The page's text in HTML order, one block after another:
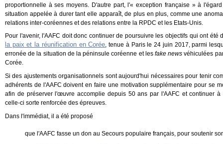
proportionnelle à ses moyens. D'autre part, l'« exception française » à
situation appelée à durer tant elle apparaît, de plus en plus, comme une
relations inter-coréennes et des relations entre la RPDC et les Etats-Unis.
Pour l'avenir, l'AAFC doit donc continuer de poursuivre les objectifs qui ont été
la paix et la réunification en Corée, tenue à Paris le 24 juin 2017, parmi
erronée de la situation de la péninsule coréenne et les fake news véhiculées
Corée.
Si des ajustements organisationnels sont aujourd'hui nécessaires pour tenir
adhérents de l'AAFC doivent en faire une motivation supplémentaire pour se
afin de préserver l'œuvre accomplie depuis 50 ans par l'AAFC et continuer
celle-ci sorte renforcée des épreuves.
Dans l'immédiat, il a été proposé
que l'AAFC fasse un don au Secours populaire français, pour soutenir